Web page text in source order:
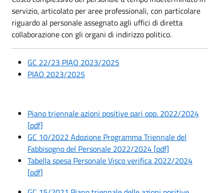
servizio, articolato per aree professionali, con particolare
riguardo al personale assegnato agli uffici di diretta
collaborazione con gli organi di indirizzo politico.
GC 22/23 PIAO 2023/2025
PIAO 2023/2025
Piano triennale azioni positive pari opp. 2022/2024
[pdf]
GC 10/2022 Adozione Programma Triennale del
Fabbisogno del Personale 2022/2024 [pdf]
Tabella spesa Personale Visco verifica 2022/2024
[pdf]